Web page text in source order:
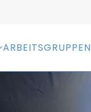
ARBEITSGRUPPEN